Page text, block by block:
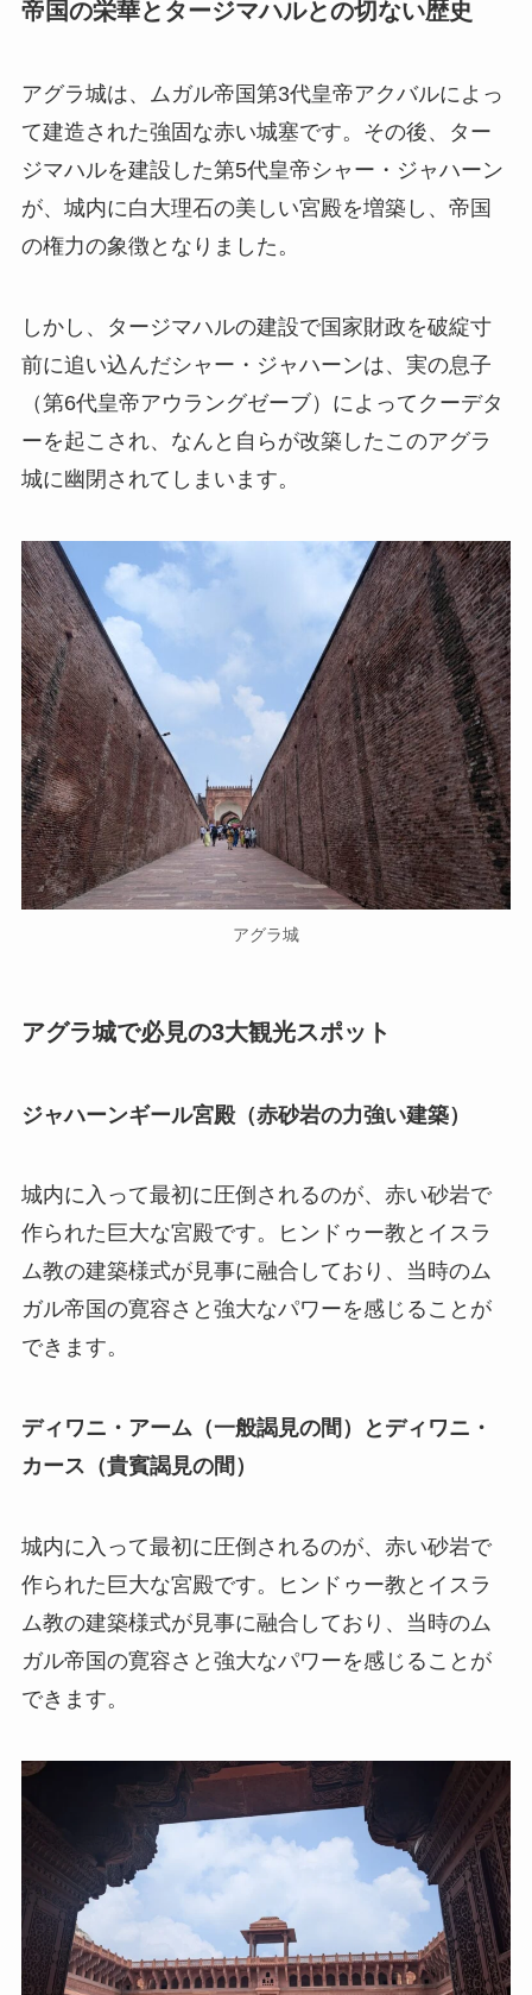
帝国の栄華とタージマハルとの切ない歴史
アグラ城は、ムガル帝国第3代皇帝アクバルによっ
て建造された強固な赤い城塞です。その後、ター
ジマハルを建設した第5代皇帝シャー・ジャハーン
が、城内に白大理石の美しい宮殿を増築し、帝国
の権力の象徴となりました。
しかし、タージマハルの建設で国家財政を破綻寸
前に追い込んだシャー・ジャハーンは、実の息子
（第6代皇帝アウラングゼーブ）によってクーデタ
ーを起こされ、なんと自らが改築したこのアグラ
城に幽閉されてしまいます。
アグラ城
アグラ城で必見の3大観光スポット
ジャハーンギール宮殿（赤砂岩の力強い建築）
城内に入って最初に圧倒されるのが、赤い砂岩で
作られた巨大な宮殿です。ヒンドゥー教とイスラ
ム教の建築様式が見事に融合しており、当時のム
ガル帝国の寛容さと強大なパワーを感じることが
できます。
ディワニ・アーム（一般謁見の間）とディワニ・
カース（貴賓謁見の間）
城内に入って最初に圧倒されるのが、赤い砂岩で
作られた巨大な宮殿です。ヒンドゥー教とイスラ
ム教の建築様式が見事に融合しており、当時のム
ガル帝国の寛容さと強大なパワーを感じることが
できます。